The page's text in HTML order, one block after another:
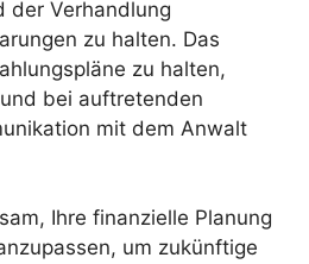
der Verhandlung
zu halten. Das
zu halten,
bei auftretenden
mit dem Anwalt
Ihre finanzielle Planung
um zukünftige